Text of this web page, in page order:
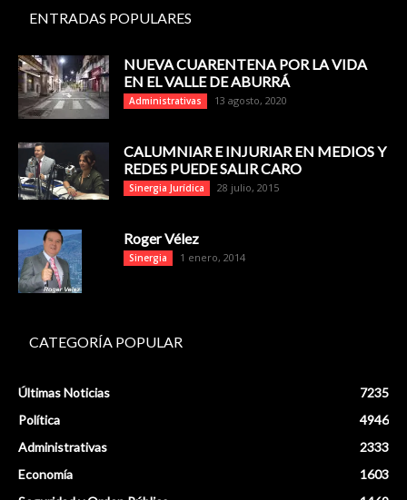
ENTRADAS POPULARES
NUEVA CUARENTENA POR LA VIDA
EN EL VALLE DE ABURRÁ
Administrativas 13 agosto, 2020
CALUMNIAR E INJURIAR EN MEDIOS Y
REDES PUEDE SALIR CARO
Sinergia Jurídica 28 julio, 2015
Roger Vélez
Sinergia 1 enero, 2014
CATEGORÍA POPULAR
Últimas Noticias
7235
Política
4946
Administrativas
2333
Economía
1603